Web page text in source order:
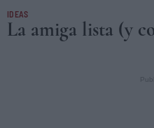
IDEAS
La amiga lista (y